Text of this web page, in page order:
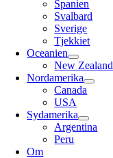
Spanien
Svalbard
Sverige
Tjekkiet
Oceanien
New Zealand
Nordamerika
Canada
USA
Sydamerika
Argentina
Peru
Om